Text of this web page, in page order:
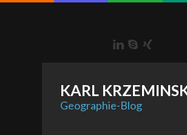
LinkedIn
Skype
KARL
Geographie-Blog